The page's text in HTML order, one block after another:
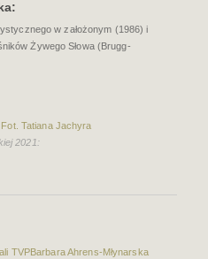
w założonym (1986) i
Żywego Słowa (Brugg-
2021:
Barbara Ahrens-Młynarska